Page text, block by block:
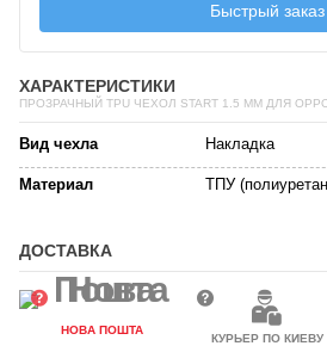
Быстрый заказ
ХАРАКТЕРИСТИКИ
ПРОЗРАЧНЫЙ TPU ЧЕХОЛ START 1.5 ММ ДЛЯ
Вид чехла Накладка
Материал ТПУ
ДОСТАВКА
НОВА ПОШТА
КУРЬЕР ПО КИЕВУ